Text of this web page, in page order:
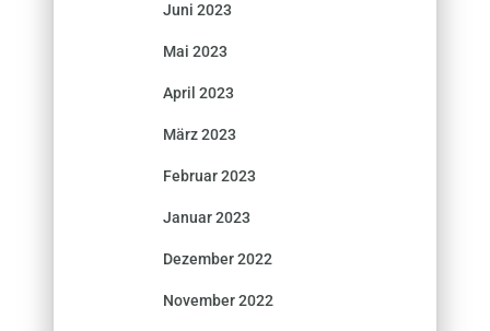
Juni 2023
Mai 2023
April 2023
März 2023
Februar 2023
Januar 2023
Dezember 2022
November 2022